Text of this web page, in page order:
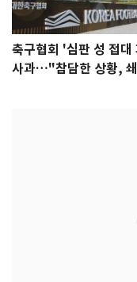
축구협회 '심판 성 접대
사과…"참담한 상황,